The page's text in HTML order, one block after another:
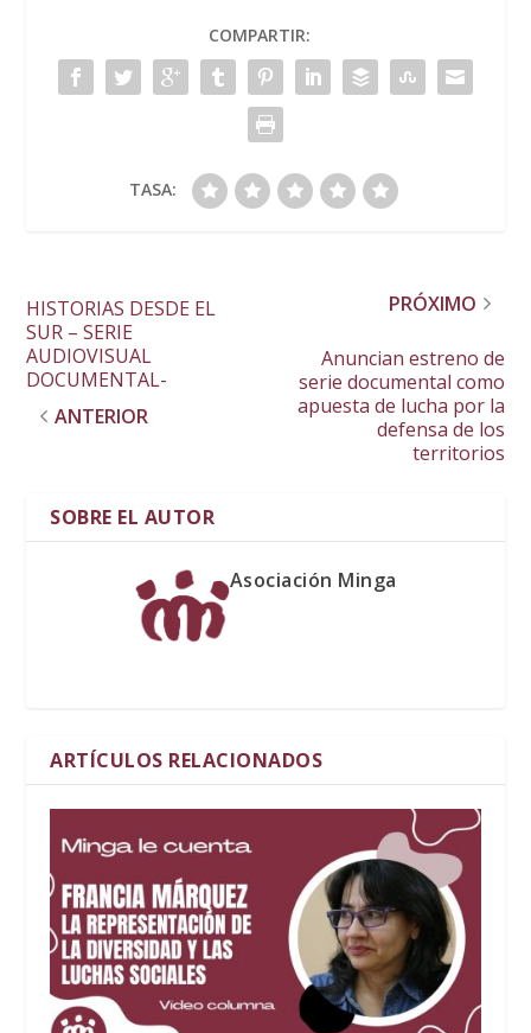
COMPARTIR:
TASA:
HISTORIAS DESDE EL
SUR – SERIE
AUDIOVISUAL
DOCUMENTAL-
ANTERIOR
PRÓXIMO
Anuncian estreno de
serie documental como
apuesta de lucha por la
defensa de los
territorios
SOBRE EL AUTOR
Asociación Minga
ARTÍCULOS RELACIONADOS